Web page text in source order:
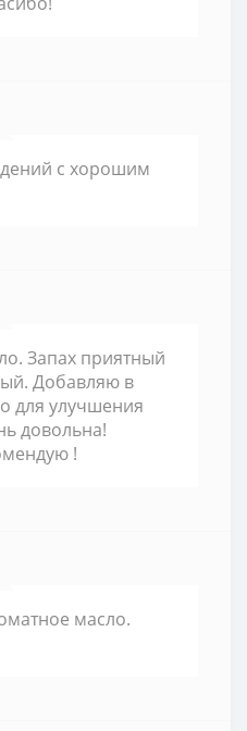
с хорошим
Запах приятный
Добавляю в
для улучшения
довольна!
!
масло.